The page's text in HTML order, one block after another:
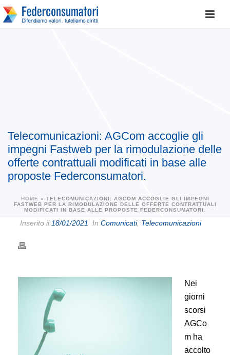
Telecomunicazioni: AGCom accoglie gli
impegni Fastweb per la rimodulazione delle
offerte contrattuali modificati in base alle
proposte Federconsumatori.
HOME » TELECOMUNICAZIONI: AGCOM ACCOGLIE GLI IMPEGNI
FASTWEB PER LA RIMODULAZIONE DELLE OFFERTE CONTRATTUALI
MODIFICATI IN BASE ALLE PROPOSTE FEDERCONSUMATORI.
Inserito il 18/01/2021 In Comunicati, Telecomunicazioni
Nei
giorni
scorsi
AGCo
m ha
accolto